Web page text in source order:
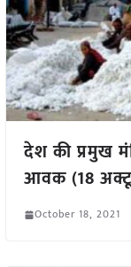
देश की प्रमुख
आवक (18
October 18, 2021